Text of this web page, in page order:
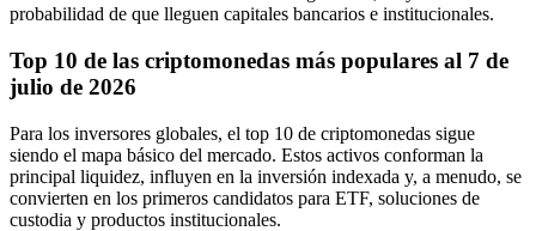
probabilidad de que lleguen capitales bancarios e institucionales.
Top 10 de las criptomonedas más populares al 7 de
julio de 2026
Para los inversores globales, el top 10 de criptomonedas sigue
siendo el mapa básico del mercado. Estos activos conforman la
principal liquidez, influyen en la inversión indexada y, a menudo, se
convierten en los primeros candidatos para ETF, soluciones de
custodia y productos institucionales.